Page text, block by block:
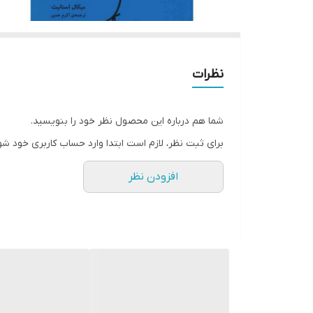
نظرات
شما هم درباره این محصول نظر خود را بنویسید.
برای ثبت نظر، لازم است ابتدا وارد حساب کاربری خود
افزودن نظر